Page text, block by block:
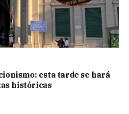
esta tarde se hará
históricas